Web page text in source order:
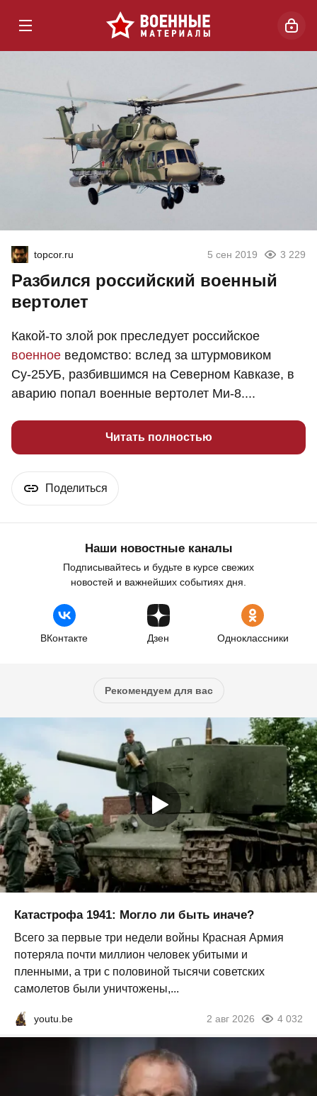
topcor.ru 5 сен 2019 3 229
Разбился российский военный
вертолет
Какой-то злой рок преследует российское
военное ведомство: вслед за штурмовиком
Су-25УБ, разбившимся на Северном Кавказе, в
аварию попал военные вертолет Ми-8....
Читать полностью
Поделиться
Наши новостные каналы
Подписывайтесь и будьте в курсе свежих
новостей и важнейших событиях дня.
ВКонтакте Дзен Одноклассники
Рекомендуем для вас
Катастрофа 1941: Могло ли быть иначе?
Всего за первые три недели войны Красная Армия
потеряла почти миллион человек убитыми и
пленными, а три с половиной тысячи советских
самолетов были уничтожены,...
youtu.be 2 авг 2026 4 032